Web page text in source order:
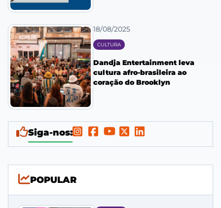
18/08/2025
CULTURA
Dandja Entertainment leva
cultura afro-brasileira ao
coração do Brooklyn
Siga-nos:
POPULAR